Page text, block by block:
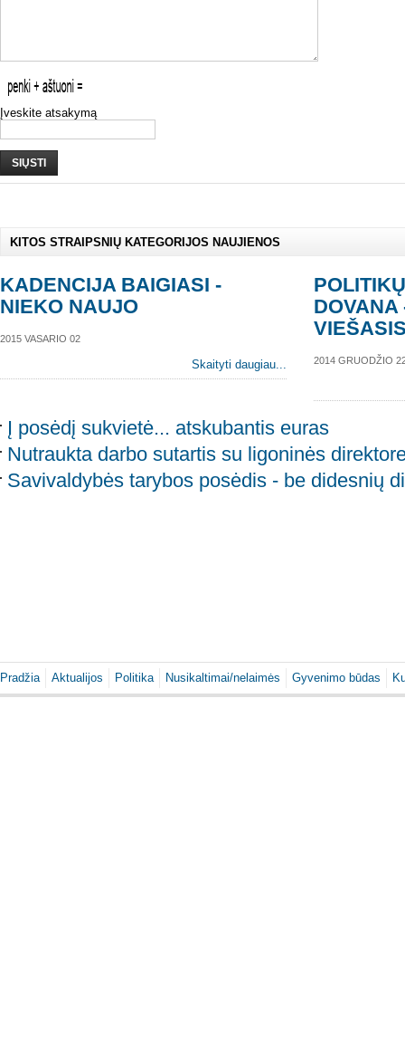
Įveskite atsakymą
SIŲSTI
KITOS STRAIPSNIŲ KATEGORIJOS NAUJIENOS
KADENCIJA BAIGIASI -
NIEKO NAUJO
2015 VASARIO 02
Skaityti daugiau... 2014 GRUODŽIO
Į posėdį sukvietė... atskubantis euras
Nutraukta darbo sutartis su ligoninės
Savivaldybės tarybos posėdis - be didesnių
Pradžia Aktualijos Politika Nusikaltimai/nelaimės Gyvenimo būdas